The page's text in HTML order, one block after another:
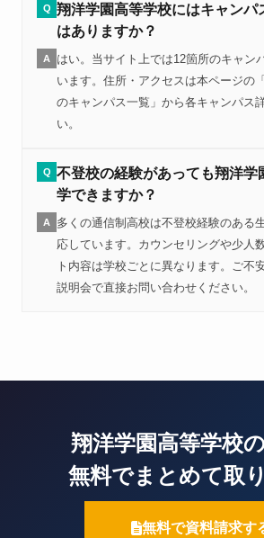
Q 翔洋学園高等学校にはキャンパ
はありますか？
A
はい。当サイト上では12箇所のキャン
います。住所・アクセスは本ページの
のキャンパス一覧」から各キャンパス
い。
Q 不登校の経験があっても翔洋学
学できますか？
A
多くの通信制高校は不登校経験のある
応しています。カウンセリングや少人
ト内容は学校ごとに異なります。ご不
説明会で直接お問い合わせください。
翔洋学園高等学校
無料でまとめて取
無料で資料請求す